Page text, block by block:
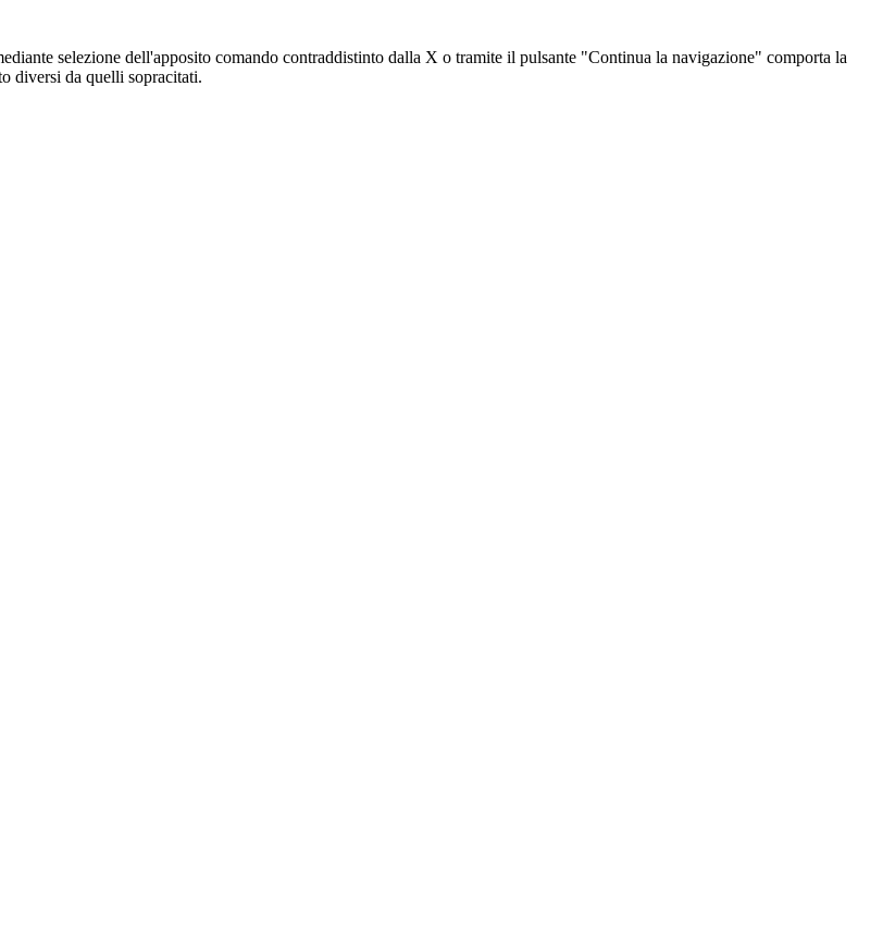
selezione dell'apposito comando contraddistinto dalla X o tramite il pulsante "Continua la navigazione" comporta la
diversi da quelli sopracitati.